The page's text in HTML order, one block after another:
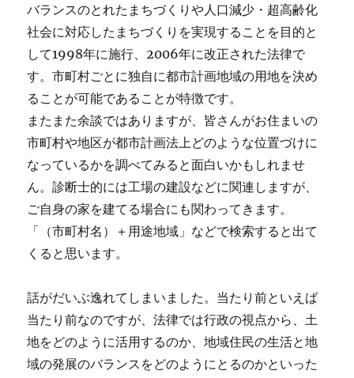
バランスのとれたまちづくりや人口減少・超高齢化
社会に対応したまちづくりを実現することを目的と
して1998年に施行、2006年に改正された法律で
す。市町村ごとに独自に都市計画地域の用地を決め
ることが可能であることが特徴です。
またまた余談ではありますが、皆さんがお住まいの
市町村や地区が都市計画法上どのような位置づけに
なっているかを調べてみると面白いかもしれませ
ん。診断士的には工場の建設などに関連しますが、
ご自身の家を建てる場合にも関わってきます。
「（市町村名）＋用途地域」などで検索すると出て
くると思います。
話がだいぶ逸れてしまいました。当たり前といえば
当たり前なのですが、法律では行政の視点から、土
地をどのように活用するのか、地域住民の生活と地
域の発展のバランスをどのようにとるのかといった